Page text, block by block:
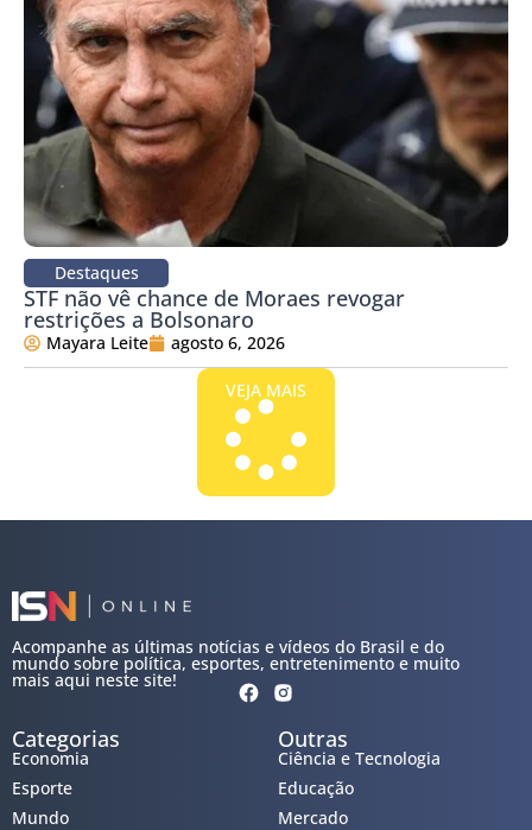
Destaques
STF não vê chance de Moraes revogar
restrições a Bolsonaro
Mayara Leite agosto 6, 2026
VEJA MAIS
Acompanhe as últimas notícias e vídeos do Brasil e do
mundo sobre política, esportes, entretenimento e muito
mais aqui neste site!
Categorias
Economia
Esporte
Mundo
Outras
Ciência e Tecnologia
Educação
Mercado